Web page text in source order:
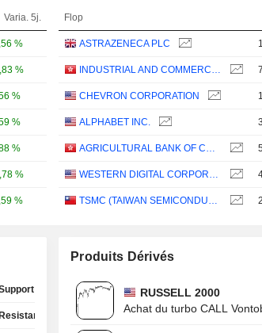
Varia. 5j.
%
%
%
%
%
%
%
Flop
ASTRAZENECA PLC
CHEVRON CORPORATION
ALPHABET INC.
Test
Test
Produits Dérivés
RUSSELL 2000
Achat du turbo CALL